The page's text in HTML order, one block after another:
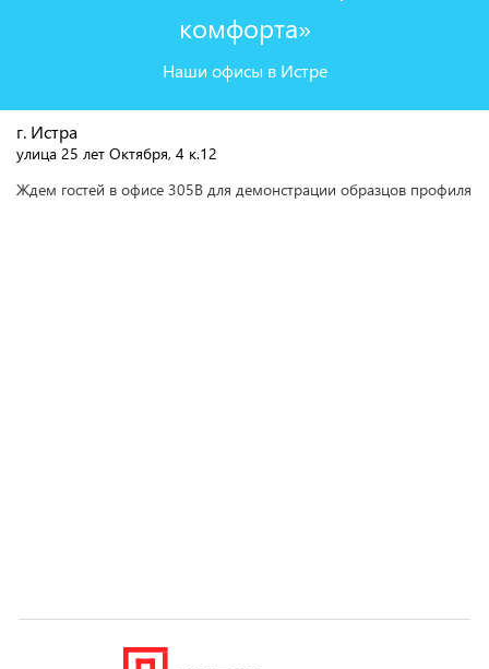
комфорта»
Наши офисы в Истре
г. Истра
улица 25 лет Октября, 4 к.12
Ждем гостей в офисе 305В для демонстрации образцов профиля